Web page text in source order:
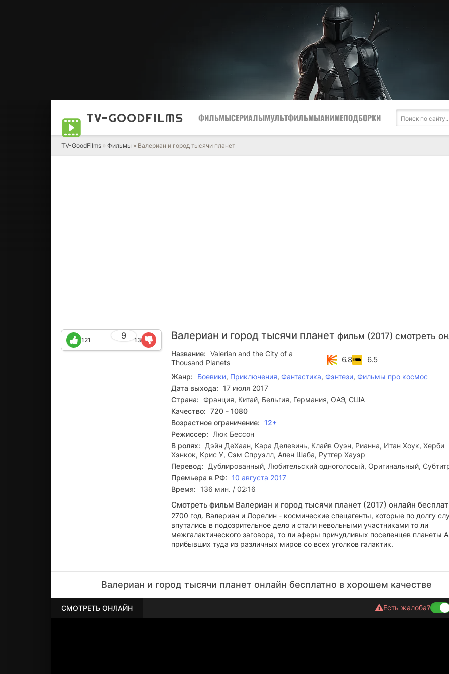
TV-GOODFILMS ФИЛЬМЫСЕРИАЛЫМУЛЬТФИЛЬМЫАНИМЕПОДБОРКИ
TV-GoodFilms » Фильмы » Валериан и город тысячи планет
Валериан и город тысячи планет фильм (2017) смотреть
9
121 13
Название: Valerian and the City of a
Thousand Planets
6.8 6.5
Жанр: Боевики, Приключения, Фантастика, Фэнтези, Фильмы про космос
Дата выхода:
17 июля 2017
Страна:
Франция, Китай, Бельгия, Германия, ОАЭ, США
Качество: 720 - 1080
Возрастное ограничение: 12+
Режиссер:
Люк Бессон
В ролях:
Дэйн ДеХаан, Кара Делевинь, Клайв Оуэн, Рианна, Итан Хоук, Херби
Хэнкок, Крис У, Сэм Спруэлл, Ален Шаба, Рутгер Хауэр
Перевод:
Дублированный, Любительский одноголосый, Оригинальный,
Премьера в РФ:
10 августа 2017
Время:
136 мин. / 02:16
Смотреть фильм Валериан и город тысячи планет (2017) онлайн
2700 год. Валериан и Лорелин - космические спецагенты, которые по долгу
впутались в подозрительное дело и стали невольными участниками то ли
межгалактического заговора, то ли аферы причудливых поселенцев планеты
прибывших туда из различных миров со всех уголков галактик.
Валериан и город тысячи планет онлайн бесплатно в хорошем качестве
СМОТРЕТЬ ОНЛАЙН Есть жалоба?